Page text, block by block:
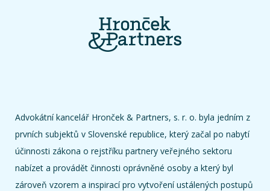
Advokátní kancelář Hronček & Partners, s. r. o. byla jedním z
prvních subjektů v Slovenské republice, který začal po nabytí
účinnosti zákona o rejstříku partnery veřejného sektoru
nabízet a provádět činnosti oprávněné osoby a který byl
zároveň vzorem a inspirací pro vytvoření ustálených postupů